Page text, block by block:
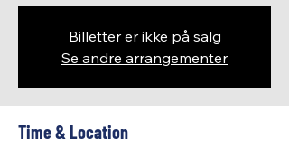
Billetter er ikke på salg
Se andre arrangementer
Time & Location